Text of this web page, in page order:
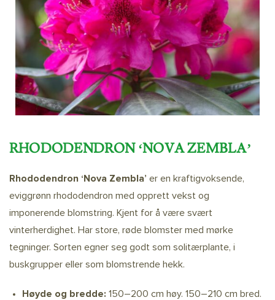
RHODODENDRON ‘NOVA ZEMBLA’
Rhododendron ‘Nova Zembla’ er en kraftigvoksende,
eviggrønn rhododendron med opprett vekst og
imponerende blomstring. Kjent for å være svært
vinterherdighet. Har store, røde blomster med mørke
tegninger. Sorten egner seg godt som solitærplante, i
buskgrupper eller som blomstrende hekk.
Høyde og bredde: 150–200 cm høy. 150–210 cm bred.